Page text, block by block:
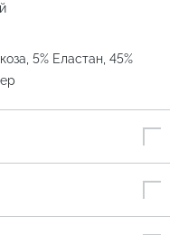
5% Еластан, 45%